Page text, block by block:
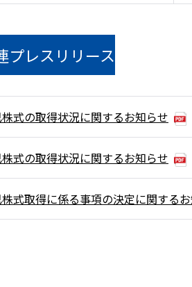
プレスリリース
株式の取得状況に関するお知らせ
株式の取得状況に関するお知らせ
株式取得に係る事項の決定に関する